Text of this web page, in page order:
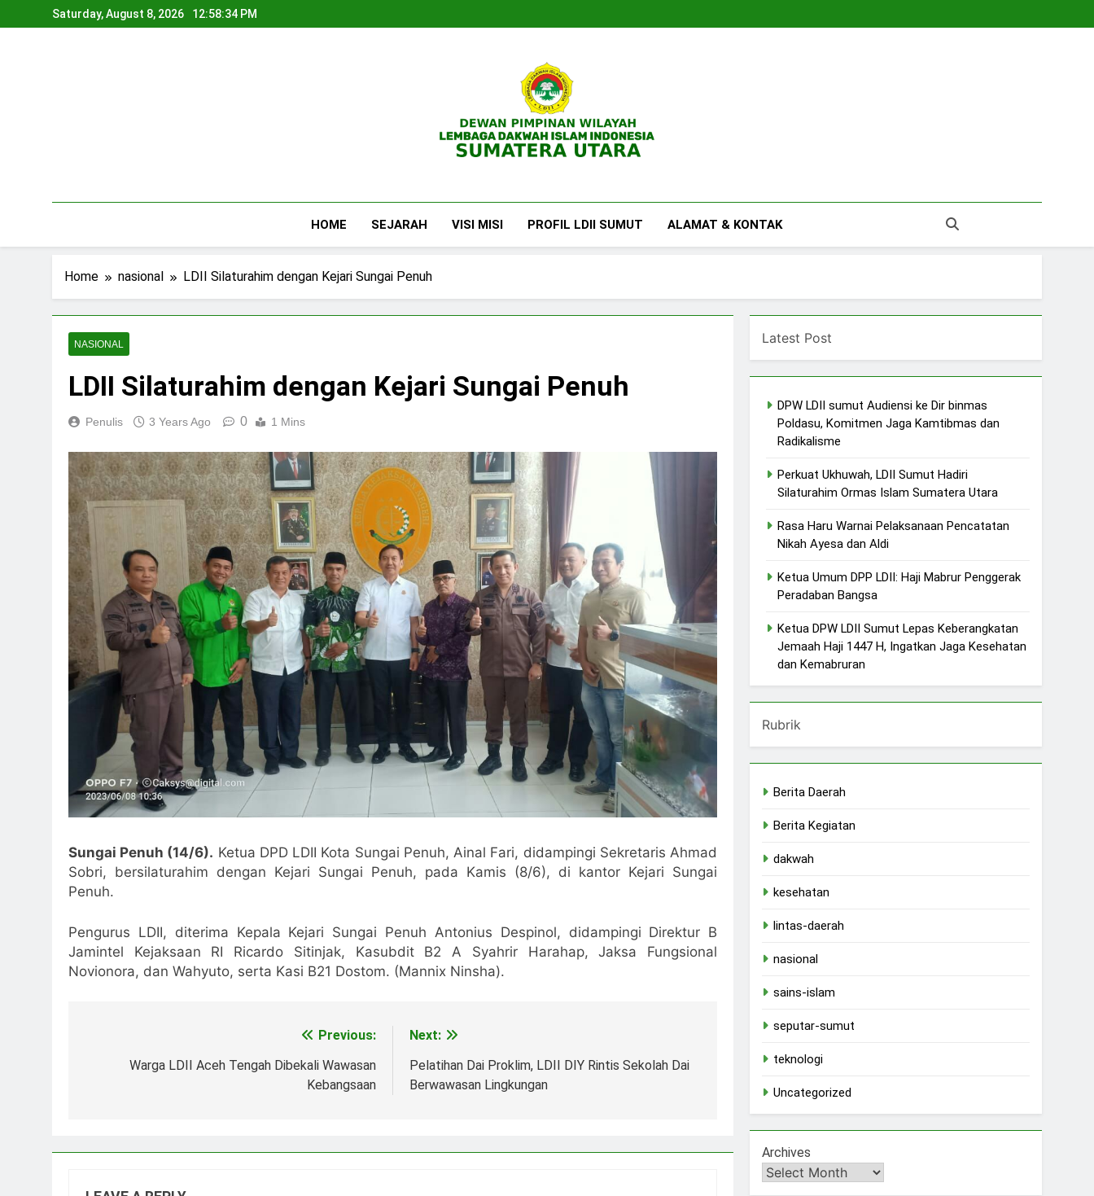
to
Saturday, August 8, 2026 12:58:35 PM
DPW LDII Sumatera Utara
HOME SEJARAH VISI MISI PROFIL LDII SUMUT ALAMAT & KONTAK
Home nasional LDII Silaturahim dengan Kejari Sungai Penuh
NASIONAL
LDII Silaturahim dengan Kejari Sungai Penuh
Penulis 3 Years Ago 0 1 Mins
Sungai Penuh (14/6). Ketua DPD LDII Kota Sungai Penuh, Ainal Fari, didampingi Sekretaris Ahmad
Sobri, bersilaturahim dengan Kejari Sungai Penuh, pada Kamis (8/6), di kantor Kejari Sungai
Penuh.
Pengurus LDII, diterima Kepala Kejari Sungai Penuh Antonius Despinol, didampingi Direktur B
Jamintel Kejaksaan RI Ricardo Sitinjak, Kasubdit B2 A Syahrir Harahap, Jaksa Fungsional
Novionora, dan Wahyuto, serta Kasi B21 Dostom. (Mannix Ninsha).
navigation
Previous:
Warga LDII Aceh Tengah Dibekali Wawasan
Kebangsaan
Next:
Pelatihan Dai Proklim, LDII DIY Rintis Sekolah Dai
Berwawasan Lingkungan
Latest Post
DPW LDII sumut Audiensi ke Dir binmas
Poldasu, Komitmen Jaga Kamtibmas dan
Radikalisme
Perkuat Ukhuwah, LDII Sumut Hadiri
Silaturahim Ormas Islam Sumatera Utara
Rasa Haru Warnai Pelaksanaan Pencatatan
Nikah Ayesa dan Aldi
Ketua Umum DPP LDII: Haji Mabrur Penggerak
Peradaban Bangsa
Ketua DPW LDII Sumut Lepas Keberangkatan
Jemaah Haji 1447 H, Ingatkan Jaga Kesehatan
dan Kemabruran
Rubrik
Berita Daerah
Berita Kegiatan
dakwah
kesehatan
lintas-daerah
nasional
sains-islam
seputar-sumut
teknologi
Uncategorized
Archives